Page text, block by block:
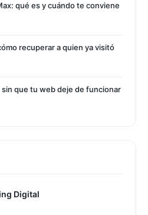
qué es y cuándo te conviene
recuperar a quien ya visitó
que tu web deje de funcionar
Digital